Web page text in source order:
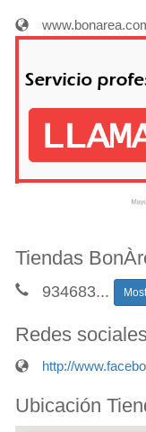
Tiendas
934683...
Redes
http://
Ubicación